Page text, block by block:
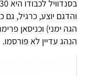
והדגם יוצע, כרגיל, גם
הגה ימני) וכניסאן
הנהג עדיין לא פורסמו.